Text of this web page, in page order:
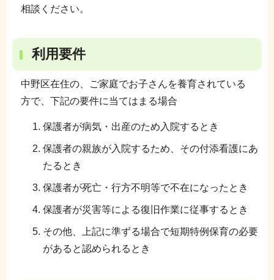
相談ください。
利用要件
中野区在住の、ご家庭でお子さんを養育されている
方で、下記の要件に当てはまる場合
保護者が病気・出産のため入院するとき
保護者の親族が入院するため、その付添看護にあ
たるとき
保護者が死亡・行方不明等で不在になったとき
保護者が災害等による復旧作業に従事するとき
その他、上記に準ずる場合で短期特例保育の必要
があると認められるとき